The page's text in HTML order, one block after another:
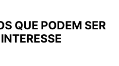
QUE PODEM SER